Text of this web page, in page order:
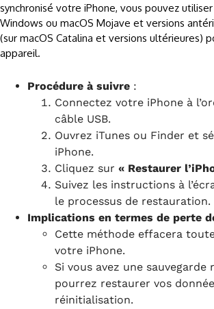
synchronisé votre iPhone, vous pouvez utiliser
Windows ou macOS Mojave et versions
(sur macOS Catalina et versions ultérieures)
appareil.
Procédure à suivre :
Connectez votre iPhone à
câble USB.
Ouvrez iTunes ou Finder et
iPhone.
Cliquez sur « Restaurer
Suivez les instructions à
le processus de restauration.
Implications en termes de perte
Cette méthode effacera
votre iPhone.
Si vous avez une sauvegarde
pourrez restaurer vos
réinitialisation.